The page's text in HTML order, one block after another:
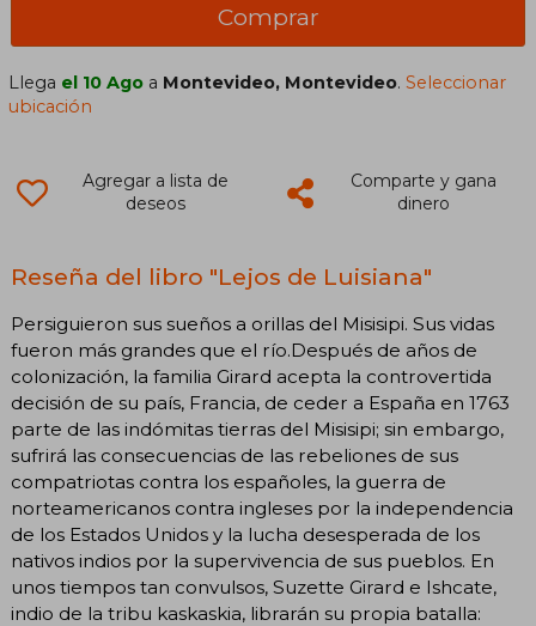
Comprar
Llega el 10 Ago a Montevideo, Montevideo.Seleccionar
ubicación
Agregar a lista de
deseos
Comparte y gana
dinero
Reseña del libro "Lejos de Luisiana"
Persiguieron sus sueños a orillas del Misisipi. Sus vidas
fueron más grandes que el río.Después de años de
colonización, la familia Girard acepta la controvertida
decisión de su país, Francia, de ceder a España en 1763
parte de las indómitas tierras del Misisipi; sin embargo,
sufrirá las consecuencias de las rebeliones de sus
compatriotas contra los españoles, la guerra de
norteamericanos contra ingleses por la independencia
de los Estados Unidos y la lucha desesperada de los
nativos indios por la supervivencia de sus pueblos. En
unos tiempos tan convulsos, Suzette Girard e Ishcate,
indio de la tribu kaskaskia, librarán su propia batalla: